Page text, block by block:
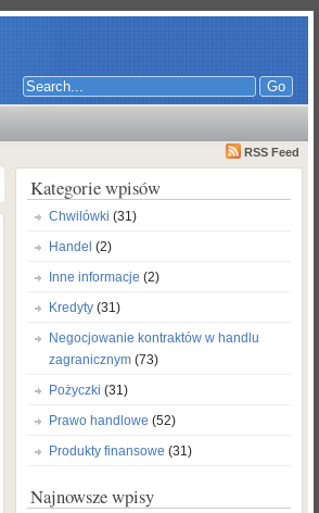
RSS Feed
Kategorie wpisów
Chwilówki (31)
Handel (2)
Inne informacje (2)
Kredyty (31)
Negocjowanie kontraktów w handlu
zagranicznym (73)
Pożyczki (31)
Prawo handlowe (52)
Produkty finansowe (31)
Najnowsze wpisy